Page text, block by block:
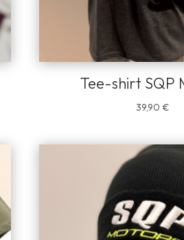
Tee-shirt SQP
39,90€